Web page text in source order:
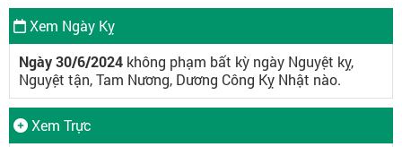
Xem Ngày Kỵ
Ngày 30/6/2024 không phạm bất kỳ ngày Nguyệt kỵ,
Nguyệt tận, Tam Nương, Dương Công Kỵ Nhật nào.
Xem Trực